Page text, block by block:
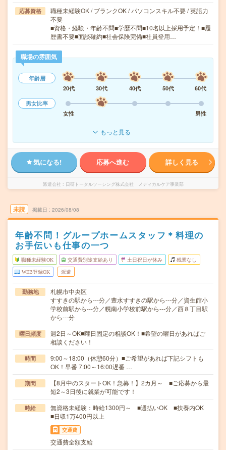
応募資格
職種未経験OK / ブランクOK / パソコンスキル不要 / 英語力
不要
■資格・経験・年齢不問■学歴不問■10名以上採用予定！■履
歴書不要■面談確約■社会保険完備■社員登用…
職場の雰囲気
年齢層
20代
30代 40代 50代
60代
男女比率
女性
男性
もっと見る
気になる! 応募へ進む 詳しく見る
派遣会社 日研トータルソーシング株式会社 メディカルケア事業部
未読 掲載日 2026/08/08
年齢不問！グループホームスタッフ＊料理の
お手伝いも仕事の一つ
職種未経験OK 交通費別途支給あり 土日祝日が休み 残業なし
WEB登録OK 派遣
勤務地
札幌市中央区
すすきの駅から---分／豊水すすきの駅から---分／資生館小
学校前駅から---分／幌南小学校前駅から---分／西８丁目駅
から---分
曜日頻度
週2日～OK■曜日固定の相談OK！■希望の曜日があればご
相談ください！
時間
9:00～18:00（休憩60分）■ご希望があれば下記シフトも
OK！早番 7:00～16:00遅番 …
期間
【8月中のスタートOK！急募！】2カ月～ ■ご応募から最
短2～3日後に就業が可能です！
時給
無資格未経験：時給1300円～ ■週払いOK ■扶養内OK
■日収1万400円以上
交通費
交通費全額支給